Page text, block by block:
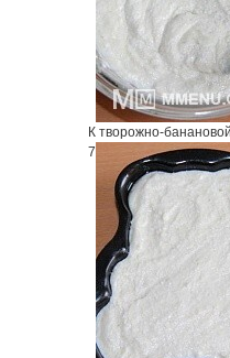
К творожно-
7